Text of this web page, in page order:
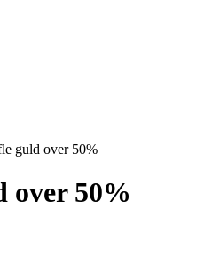
guld over 50%
over 50%